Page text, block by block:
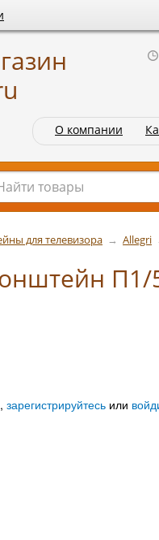
О компании
для телевизора → Allegri
зарегистрируйтесь или